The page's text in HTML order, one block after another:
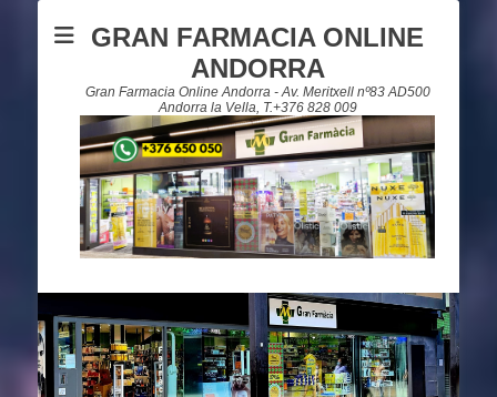
GRAN FARMACIA ONLINE
ANDORRA
Gran Farmacia Online Andorra - Av. Meritxell nº83 AD500
Andorra la Vella, T.+376 828 009